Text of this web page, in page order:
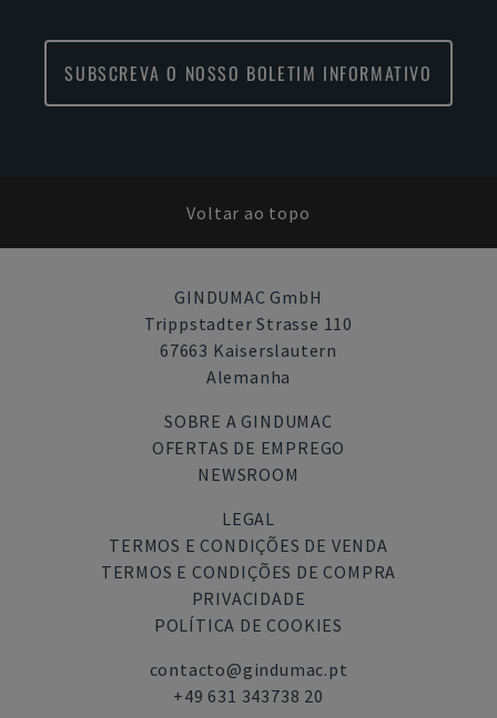
SUBSCREVA O NOSSO BOLETIM INFORMATIVO
Voltar ao topo
GINDUMAC GmbH
Trippstadter Strasse 110
67663 Kaiserslautern
Alemanha
SOBRE A GINDUMAC
OFERTAS DE EMPREGO
NEWSROOM
LEGAL
TERMOS E CONDIÇÕES DE VENDA
TERMOS E CONDIÇÕES DE COMPRA
PRIVACIDADE
POLÍTICA DE COOKIES
contacto@gindumac.pt
+49 631 343738 20